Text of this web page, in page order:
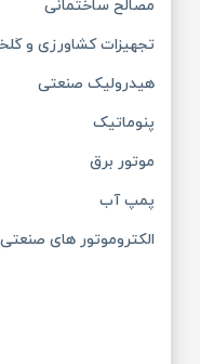
مصالح ساختمانی
تجهیزات کشاورزی و
هیدرولیک صنعتی
پنوماتیک
موتور برق
پمپ آب
الکتروموتور های صنعتی